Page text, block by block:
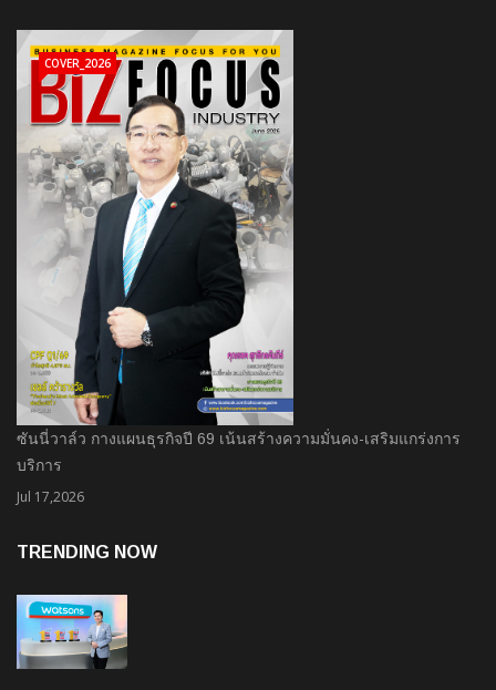
ซันนี่วาล์ว กางแผนธุรกิจปี 69 เน้นสร้างความมั่นคง-เสริมแกร่งการ
บริการ
Jul 17,2026
COVER_2026
TRENDING NOW